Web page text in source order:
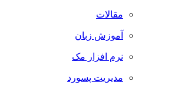
مقالات
آموزش زبان
نرم افزار مک
مدیریت پسورد